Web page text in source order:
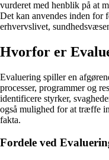
vurderet med henblik på at
Det kan anvendes inden for
erhvervslivet,
Hvorfor er
Evaluering spiller en
processer, programmer og
identificere styrker,
også mulighed for at træffe
fakta.
Fordele ved